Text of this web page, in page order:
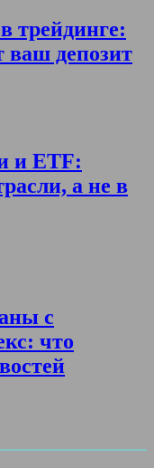
трейдинге:
ваш депозит
и ETF:
а не в
с
что